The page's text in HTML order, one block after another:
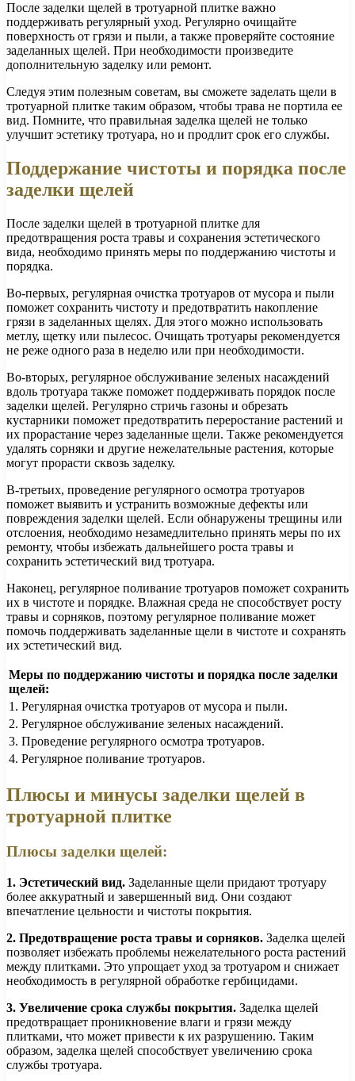
После заделки щелей в тротуарной плитке важно
поддерживать регулярный уход. Регулярно очищайте
поверхность от грязи и пыли, а также проверяйте состояние
заделанных щелей. При необходимости произведите
дополнительную заделку или ремонт.
Следуя этим полезным советам, вы сможете заделать щели в
тротуарной плитке таким образом, чтобы трава не портила ее
вид. Помните, что правильная заделка щелей не только
улучшит эстетику тротуара, но и продлит срок его службы.
Поддержание чистоты и порядка после
заделки щелей
После заделки щелей в тротуарной плитке для
предотвращения роста травы и сохранения эстетического
вида, необходимо принять меры по поддержанию чистоты и
порядка.
Во-первых, регулярная очистка тротуаров от мусора и пыли
поможет сохранить чистоту и предотвратить накопление
грязи в заделанных щелях. Для этого можно использовать
метлу, щетку или пылесос. Очищать тротуары рекомендуется
не реже одного раза в неделю или при необходимости.
Во-вторых, регулярное обслуживание зеленых насаждений
вдоль тротуара также поможет поддерживать порядок после
заделки щелей. Регулярно стричь газоны и обрезать
кустарники поможет предотвратить переростание растений и
их прорастание через заделанные щели. Также рекомендуется
удалять сорняки и другие нежелательные растения, которые
могут прорасти сквозь заделку.
В-третьих, проведение регулярного осмотра тротуаров
поможет выявить и устранить возможные дефекты или
повреждения заделки щелей. Если обнаружены трещины или
отслоения, необходимо незамедлительно принять меры по их
ремонту, чтобы избежать дальнейшего роста травы и
сохранить эстетический вид тротуара.
Наконец, регулярное поливание тротуаров поможет сохранить
их в чистоте и порядке. Влажная среда не способствует росту
травы и сорняков, поэтому регулярное поливание может
помочь поддерживать заделанные щели в чистоте и сохранять
их эстетический вид.
Меры по поддержанию чистоты и порядка после заделки
щелей:
1. Регулярная очистка тротуаров от мусора и пыли.
2. Регулярное обслуживание зеленых насаждений.
3. Проведение регулярного осмотра тротуаров.
4. Регулярное поливание тротуаров.
Плюсы и минусы заделки щелей в
тротуарной плитке
Плюсы заделки щелей:
1. Эстетический вид. Заделанные щели придают тротуару
более аккуратный и завершенный вид. Они создают
впечатление цельности и чистоты покрытия.
2. Предотвращение роста травы и сорняков. Заделка щелей
позволяет избежать проблемы нежелательного роста растений
между плитками. Это упрощает уход за тротуаром и снижает
необходимость в регулярной обработке гербицидами.
3. Увеличение срока службы покрытия. Заделка щелей
предотвращает проникновение влаги и грязи между
плитками, что может привести к их разрушению. Таким
образом, заделка щелей способствует увеличению срока
службы тротуара.